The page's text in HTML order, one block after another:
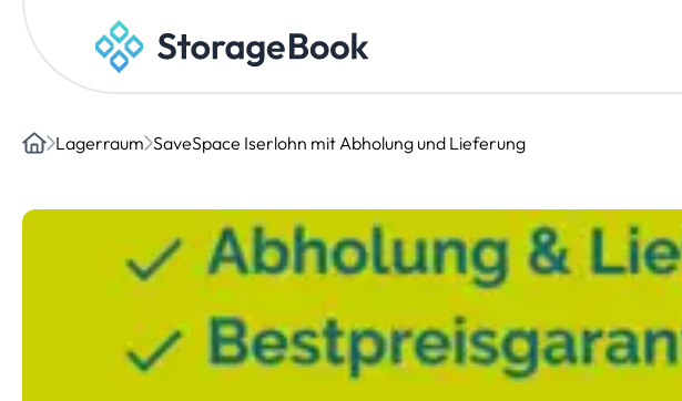
Lagerraum SaveSpace Iserlohn mit Abholung und Lieferung